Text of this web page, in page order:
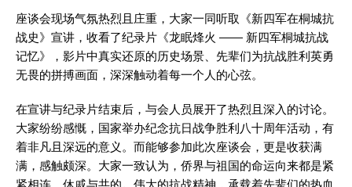
座谈会现场气氛热烈且庄重，大家一同听取《新四军在桐城抗
战史》宣讲，收看了纪录片《龙眠烽火 —— 新四军桐城抗战
记忆》，影片中真实还原的历史场景、先辈们为抗战胜利英勇
无畏的拼搏画面，深深触动着每一个人的心弦。
在宣讲与纪录片结束后，与会人员展开了热烈且深入的讨论。
大家纷纷感慨，国家举办纪念抗日战争胜利八十周年活动，有
着非凡且深远的意义。而能够参加此次座谈会，更是收获满
满，感触颇深。大家一致认为，侨界与祖国的命运向来都是紧
紧相连、休戚与共的。伟大的抗战精神，承载着先辈们的热血